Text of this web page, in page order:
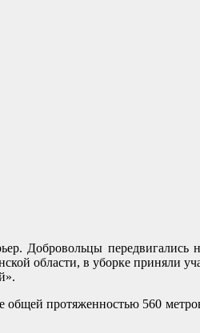
Добровольцы передвигались
области, в уборке приняли
протяженностью 560